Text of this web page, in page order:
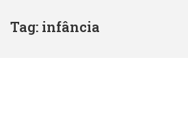
Tag: infância